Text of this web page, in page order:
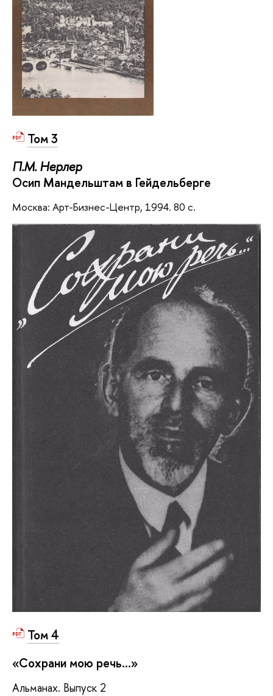
Том 3
П.М. Нерлер
Осип Мандельштам в Гейдельберге
Москва: Арт-Бизнес-Центр, 1994. 80 с.
Том 4
«Сохрани мою речь...»
Альманах. Выпуск 2